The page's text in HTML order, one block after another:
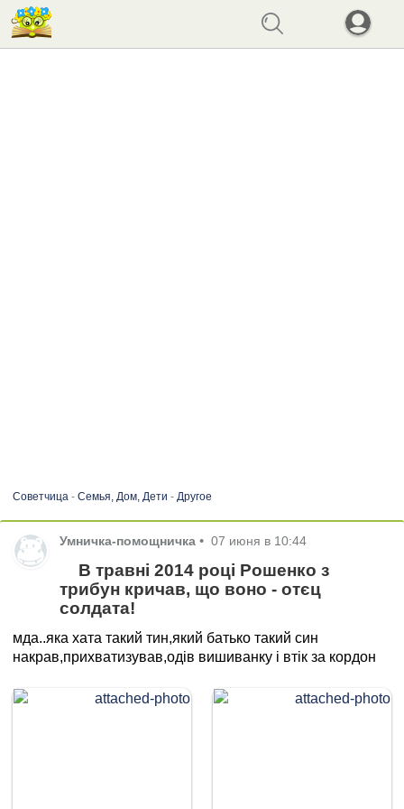
Советчица- Семья, Дом, Дети - Другое
Умничка-помощничка • 07 июня в 10:44
В травні 2014 році Рошенко з
трибун кричав, що воно - отєц
солдата!
мда..яка хата такий тин,який батько такий син
накрав,прихватизував,одів вишиванку і втік за кордон